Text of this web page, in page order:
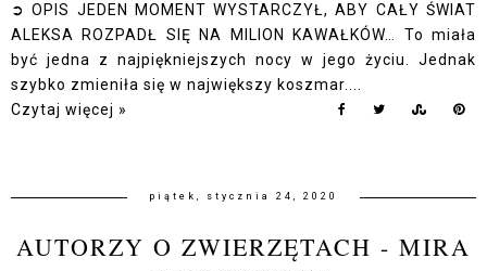
➲ OPIS JEDEN MOMENT WYSTARCZYŁ, ABY CAŁY ŚWIAT
ALEKSA ROZPADŁ SIĘ NA MILION KAWAŁKÓW… To miała
być jedna z najpiękniejszych nocy w jego życiu. Jednak
szybko zmieniła się w największy koszmar....
Czytaj więcej »
piątek, stycznia 24, 2020
AUTORZY O ZWIERZĘTACH - MIRA